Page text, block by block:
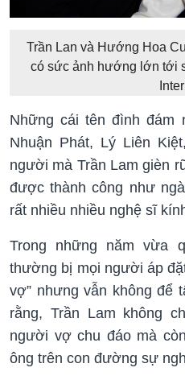
Trần Lan và Hướng Hoa
có sức ảnh hướng lớn tới
Những cái tên đình đám
Nhuận Phát, Lý Liên
người mà Trần Lam gièn
được thành công như
rất nhiều nhiều nghệ sĩ
Trong những năm vừa
thường bị mọi người áp
vợ” nhưng vẫn không để
rằng, Trần Lam không
người vợ chu đáo mà
ông trên con đường sự